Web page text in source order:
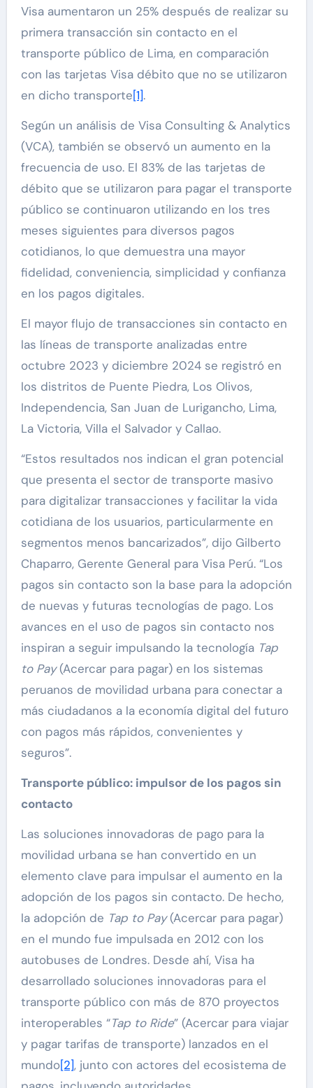
Visa aumentaron un 25% después de realizar su
primera transacción sin contacto en el
transporte público de Lima, en comparación
con las tarjetas Visa débito que no se utilizaron
en dicho transporte[1].
Según un análisis de Visa Consulting & Analytics
(VCA), también se observó un aumento en la
frecuencia de uso. El 83% de las tarjetas de
débito que se utilizaron para pagar el transporte
público se continuaron utilizando en los tres
meses siguientes para diversos pagos
cotidianos, lo que demuestra una mayor
fidelidad, conveniencia, simplicidad y confianza
en los pagos digitales.
El mayor flujo de transacciones sin contacto en
las líneas de transporte analizadas entre
octubre 2023 y diciembre 2024 se registró en
los distritos de Puente Piedra, Los Olivos,
Independencia, San Juan de Lurigancho, Lima,
La Victoria, Villa el Salvador y Callao.
“Estos resultados nos indican el gran potencial
que presenta el sector de transporte masivo
para digitalizar transacciones y facilitar la vida
cotidiana de los usuarios, particularmente en
segmentos menos bancarizados”, dijo Gilberto
Chaparro, Gerente General para Visa Perú. “Los
pagos sin contacto son la base para la adopción
de nuevas y futuras tecnologías de pago. Los
avances en el uso de pagos sin contacto nos
inspiran a seguir impulsando la tecnología Tap
to Pay(Acercar para pagar) en los sistemas
peruanos de movilidad urbana para conectar a
más ciudadanos a la economía digital del futuro
con pagos más rápidos, convenientes y
seguros”.
Transporte público: impulsor de los pagos sin
contacto
Las soluciones innovadoras de pago para la
movilidad urbana se han convertido en un
elemento clave para impulsar el aumento en la
adopción de los pagos sin contacto. De hecho,
la adopción de Tap to Pay(Acercar para pagar)
en el mundo fue impulsada en 2012 con los
autobuses de Londres. Desde ahí, Visa ha
desarrollado soluciones innovadoras para el
transporte público con más de 870 proyectos
interoperables “Tap to Ride” (Acercar para viajar
y pagar tarifas de transporte) lanzados en el
mundo[2], junto con actores del ecosistema de